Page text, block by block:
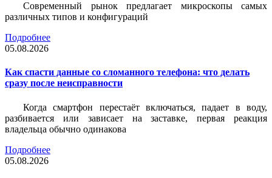
Современный рынок предлагает микроскопы самых
различных типов и конфигураций
Подробнее
05.08.2026
Как спасти данные со сломанного телефона: что делать
сразу после неисправности
Когда смартфон перестаёт включаться, падает в воду,
разбивается или зависает на заставке, первая реакция
владельца обычно одинакова
Подробнее
05.08.2026